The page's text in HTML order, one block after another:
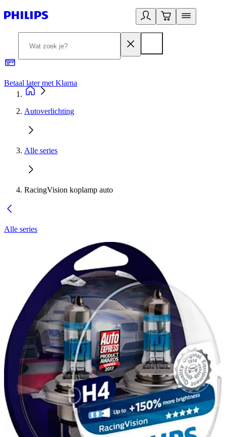
Betaal later met Klarna
Autoverlichting
Alle series
RacingVision koplamp auto
Alle series